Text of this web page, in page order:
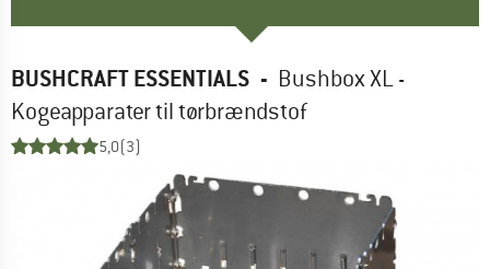
BUSHCRAFT ESSENTIALS - Bushbox XL -
Kogeapparater til tørbrændstof
5,0(3)